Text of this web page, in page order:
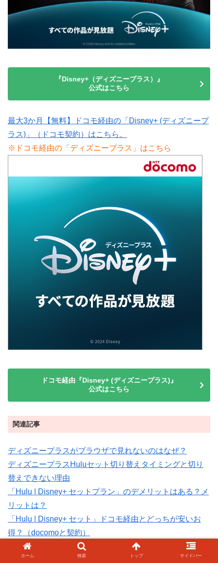
『Disney+（ディズニープラス）』
公式はこちら
最大3か月【無料】ドコモ経由の「Disney+ (ディズニープ
ラス)」（ドコモ契約）はこちら。
※ドコモ経由の「ディズニープラス」はこちら
ドコモ経由『Disney+ (ディズニープラス)』
公式はこちら
関連記事
ディズニープラスがブラウザで見れないのはなぜ？
ディズニープラスHuluセット切り替えタイミングと切り
替えできない理由
「Hulu | Disney+ セットプラン」のデメリットはある？メ
リットは？
「Hulu | Disney+ セット」ドコモ経由とどっちが安いお
得？（docomoと契約）
Huluとディズニープラス両方入るメリットとデメリット
は？ホーム 検索 トップ サイドバー